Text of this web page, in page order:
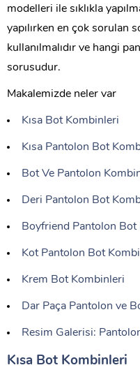
modelleri ile sıklıkla
yapılırken en çok sorulan
kullanılmalıdır ve hangi
sorusudur.
Makalemizde neler var
Kısa Bot Kombinleri
Kısa Pantolon Bot
Bot Ve Pantolon
Deri Pantolon Bot
Boyfriend Pantolon Bot
Kot Pantolon Bot
Krem Bot Kombinleri
Dar Paça Pantolon ve
Resim Galerisi:
Kısa Bot Kombinleri